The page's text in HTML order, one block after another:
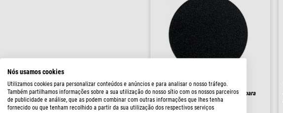
Artesky
Coberturas anti-pó Tampa protetora para
ZWO Seestar S50
Nós usamos cookies
Utilizamos cookies para personalizar conteúdos e anúncios e para analisar o nosso tráfego.
Também partilhamos informações sobre a sua utilização do nosso sítio com os nossos parceiros
de publicidade e análise, que as podem combinar com outras informações que lhes tenha
fornecido ou que tenham recolhido a partir da sua utilização dos respectivos serviços